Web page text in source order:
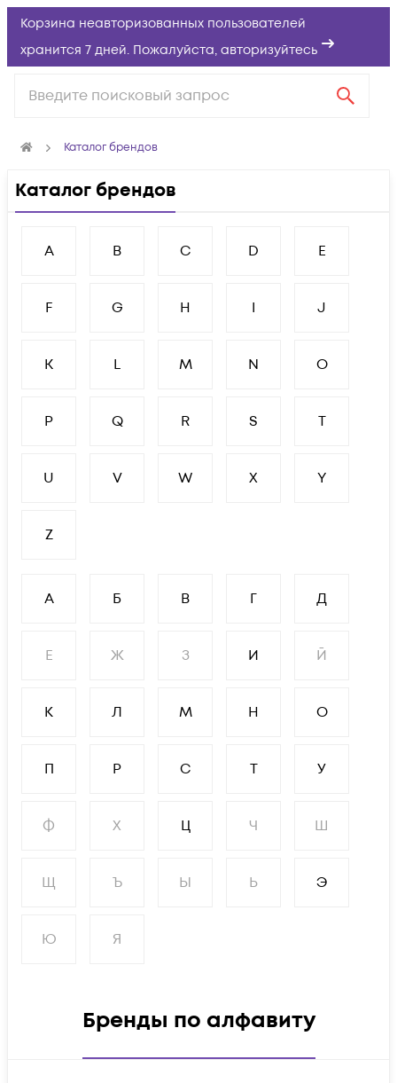
Корзина неавторизованных пользователей
хранится 7 дней. Пожалуйста, авторизуйтесь
Каталог брендов
Каталог брендов
A B C D E
F G H I J
K L M N O
P Q R S T
U V W X Y
Z
А Б В Г Д
Е Ж З И Й
К Л М Н О
П Р С Т У
Ф Х Ц Ч Ш
Щ Ъ Ы Ь Э
Ю Я
Бренды по алфавиту